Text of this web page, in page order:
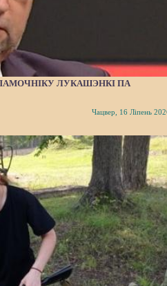
ЛУКАШЭНКІ ПА
Чацвер, 16 Ліпень